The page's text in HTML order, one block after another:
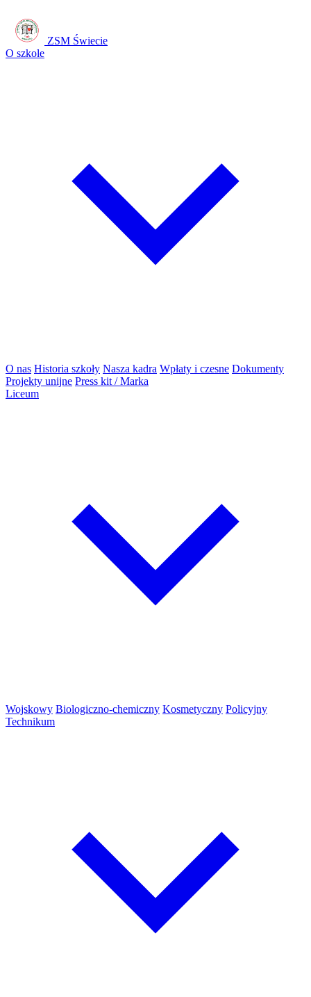
ZSM Świecie
O szkole
O nas Historia szkoły Nasza kadra Wpłaty i czesne Dokumenty
Projekty unijne Press kit / Marka
Liceum
Wojskowy Biologiczno-chemiczny Kosmetyczny Policyjny
Technikum